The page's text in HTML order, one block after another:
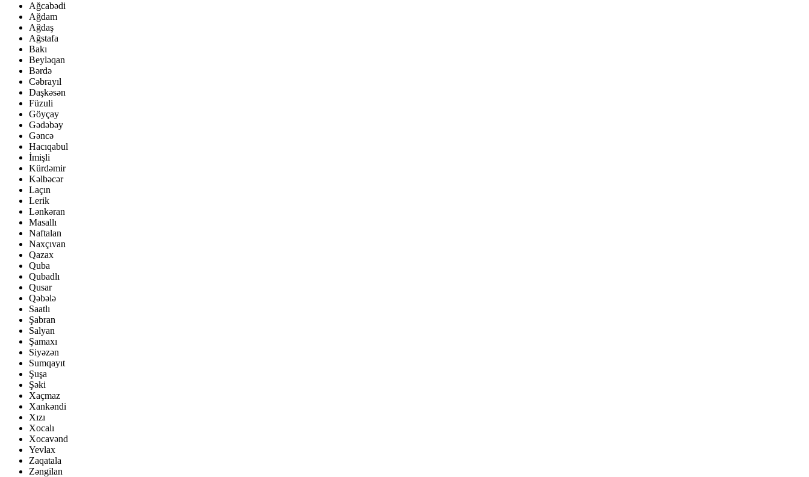
Ağcabədi
Ağdam
Ağdaş
Ağstafa
Bakı
Beyləqan
Bərdə
Cəbrayıl
Daşkəsən
Füzuli
Göyçay
Gədəbəy
Gəncə
Hacıqabul
İmişli
Kürdəmir
Kəlbəcər
Laçın
Lerik
Lənkəran
Masallı
Naftalan
Naxçıvan
Qazax
Quba
Qubadlı
Qusar
Qəbələ
Saatlı
Şabran
Salyan
Şamaxı
Siyəzən
Sumqayıt
Şuşa
Şəki
Xaçmaz
Xankəndi
Xızı
Xocalı
Xocavənd
Yevlax
Zaqatala
Zəngilan